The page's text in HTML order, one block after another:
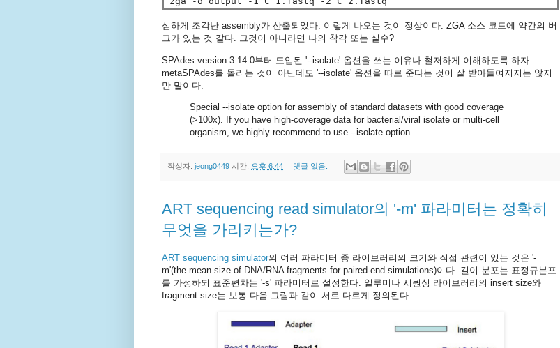
심하게 조각난 assembly가 산출되었다. 이렇게 나오는 것이 정상이다. ZGA 소스 코드에 약간의 버
그가 있는 것 같다. 그것이 아니라면 나의 착각 또는 실수?
SPAdes version 3.14.0부터 도입된 '--isolate' 옵션을 쓰는 이유나 철저하게 이해하도록 하자.
metaSPAdes를 돌리는 것이 아닌데도 '--isolate' 옵션을 따로 준다는 것이 잘 받아들여지지는 않지
만 말이다.
Special --isolate option for assembly of standard datasets with good coverage
(>100x). If you have high-coverage data for bacterial/viral isolate or multi-cell
organism, we highly recommend to use --isolate option.
작성자: jeong0449 시간: 오후 6:44 댓글 없음:
ART sequencing read simulator의 '-m' 파라미터는 정확히
무엇을 가리키는가?
ART sequencing simulator의 여러 파라미터 중 라이브러리의 크기와 직접 관련이 있는 것은 '-
m'(the mean size of DNA/RNA fragments for paired-end simulations)이다. 길이 분포는 표정규분포
를 가정하되 표준편차는 '-s' 파라미터로 설정한다. 일루미나 시퀀싱 라이브러리의 insert size와
fragment size는 보통 다음 그림과 같이 서로 다르게 정의된다.